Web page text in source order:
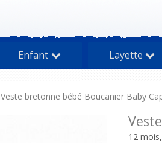
Enfant Layette
Veste bretonne bébé Boucanier Baby
12